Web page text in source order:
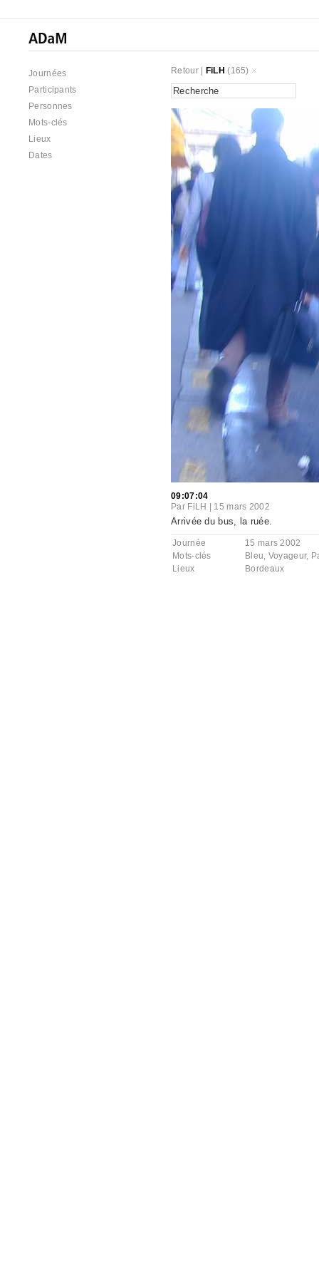
Journées
Participants
Personnes
Mots-clés
Lieux
Dates
Retour| FiLH (165)
09:07:04
Par FiLH 15 mars 2002
Arrivée du bus, la ruée.
Journée
15 mars 2002
Mots-clés
Bleu, Voyageur,
Lieux
Bordeaux